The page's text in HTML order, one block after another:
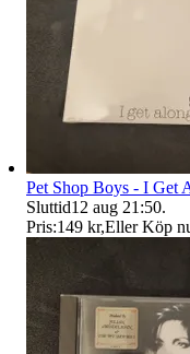
Pet Shop Boys - I Get
Sluttid12 aug 21:50.
Pris:149 kr,Eller Köp